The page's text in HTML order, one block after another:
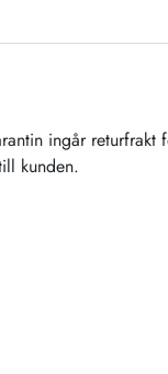
ingår returfrakt
kunden.